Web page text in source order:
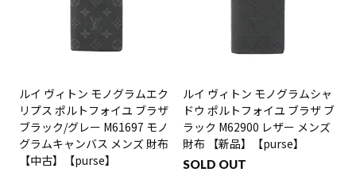
ルイ ヴィトン モノグラムエク
リプス ポルトフォイユ ブラザ
ブラック/グレー M61697 モノ
グラムキャンバス メンズ 財布
【中古】【purse】
ルイ ヴィトン モノグラムシャ
ドウ ポルトフォイユ ブラザ ブ
ラック M62900 レザー メンズ
財布 【新品】【purse】
SOLD OUT